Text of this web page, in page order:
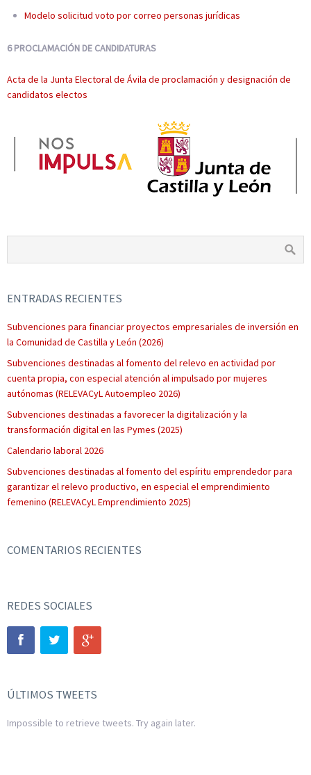
Modelo solicitud voto por correo personas jurídicas
6 PROCLAMACIÓN DE CANDIDATURAS
Acta de la Junta Electoral de Ávila de proclamación y designación de
candidatos electos
ENTRADAS RECIENTES
Subvenciones para financiar proyectos empresariales de inversión en
la Comunidad de Castilla y León (2026)
Subvenciones destinadas al fomento del relevo en actividad por
cuenta propia, con especial atención al impulsado por mujeres
autónomas (RELEVACyL Autoempleo 2026)
Subvenciones destinadas a favorecer la digitalización y la
transformación digital en las Pymes (2025)
Calendario laboral 2026
Subvenciones destinadas al fomento del espíritu emprendedor para
garantizar el relevo productivo, en especial el emprendimiento
femenino (RELEVACyL Emprendimiento 2025)
COMENTARIOS RECIENTES
REDES SOCIALES
ÚLTIMOS TWEETS
Impossible to retrieve tweets. Try again later.